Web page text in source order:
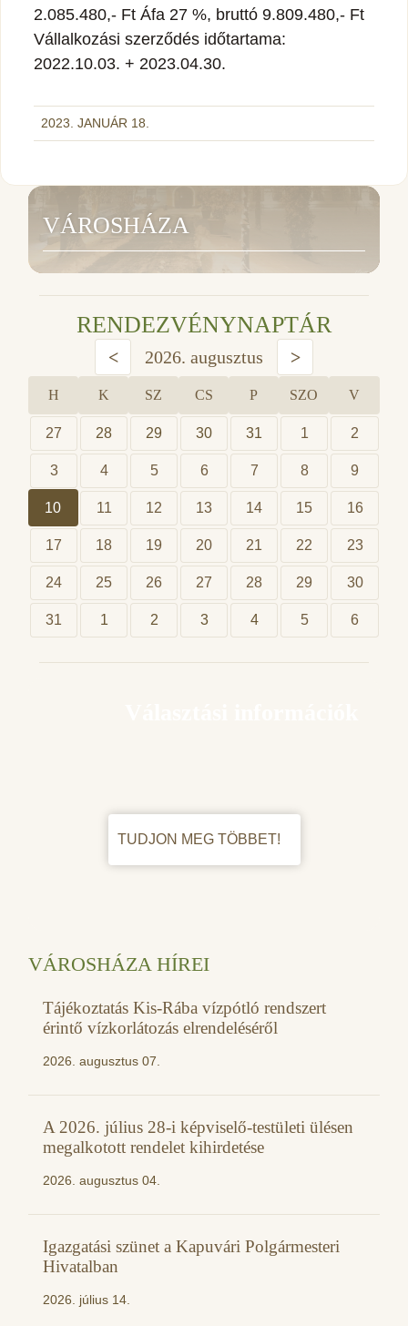
2.085.480,- Ft Áfa 27 %, bruttó 9.809.480,- Ft
Vállalkozási szerződés időtartama:
2022.10.03. + 2023.04.30.
2023. JANUÁR 18.
VÁROSHÁZA
RENDEZVÉNYNAPTÁR
< 2026. augusztus >
H K SZ CS P SZO V
27 28 29 30 31 1 2
3 4 5 6 7 8 9
10 11 12 13 14 15 16
17 18 19 20 21 22 23
24 25 26 27 28 29 30
31 1 2 3 4 5 6
TUDJON MEG TÖBBET!
VÁROSHÁZA HÍREI
Tájékoztatás Kis-Rába vízpótló rendszert
érintő vízkorlátozás elrendeléséről
2026. augusztus 07.
A 2026. július 28-i képviselő-testületi ülésen
megalkotott rendelet kihirdetése
2026. augusztus 04.
Igazgatási szünet a Kapuvári Polgármesteri
Hivatalban
2026. július 14.